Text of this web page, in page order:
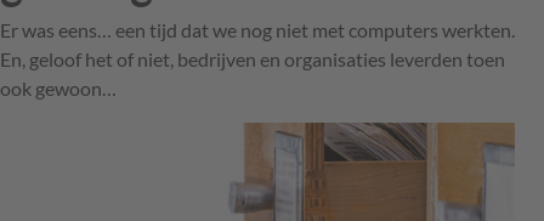
Er was eens… een tijd dat we nog niet met computers werkten.
En, geloof het of niet, bedrijven en organisaties leverden toen
ook gewoon…